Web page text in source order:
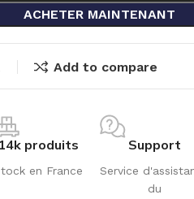
ACHETER MAINTENANT
Add to compare
produits
en France
Support
Service
du